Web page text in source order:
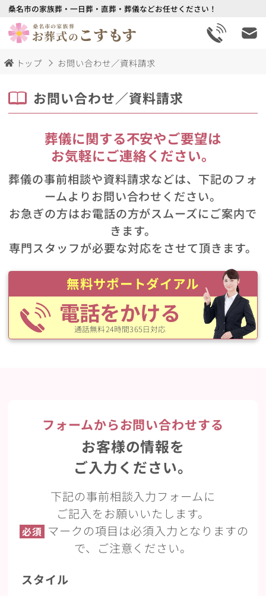
桑名市の家族葬・一日葬・直葬・葬儀などお任せください！
トップ お問い合わせ／資料請求
お問い合わせ／資料請求
葬儀に関する不安やご要望は
お気軽にご連絡ください。
葬儀の事前相談や資料請求などは、下記のフォ
ームよりお問い合わせください。
お急ぎの方はお電話の方がスムーズにご案内で
きます。
専門スタッフが必要な対応をさせて頂きます。
無料サポートダイアル
電話をかける
通話無料24時間365日対応
フォームからお問い合わせする
お客様の情報を
ご入力ください。
下記の事前相談入力フォームに
ご記入をお願いいたします。
必須 マークの項目は必須入力となりますの
で、ご注意ください。
スタイル